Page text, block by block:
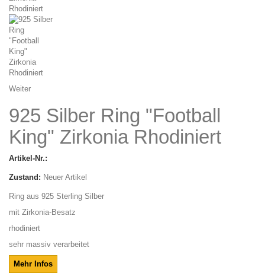
Weiter
925 Silber Ring "Football
King" Zirkonia Rhodiniert
Artikel-Nr.:
Zustand: Neuer Artikel
Ring aus 925 Sterling Silber
mit Zirkonia-Besatz
rhodiniert
sehr massiv verarbeitet
Mehr Infos